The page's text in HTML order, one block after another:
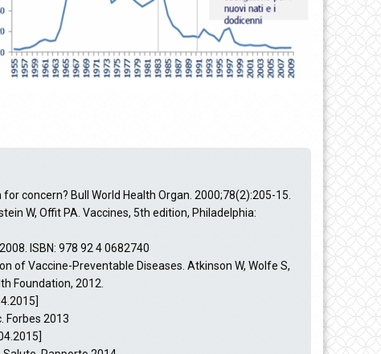
concern? Bull World Health Organ. 2000;78(2):205-15.
W, Offit PA. Vaccines, 5th edition, Philadelphia:
ISBN: 978 92 4 0682740
of Vaccine-Preventable Diseases. Atkinson W, Wolfe S,
Foundation, 2012.
Forbes 2013